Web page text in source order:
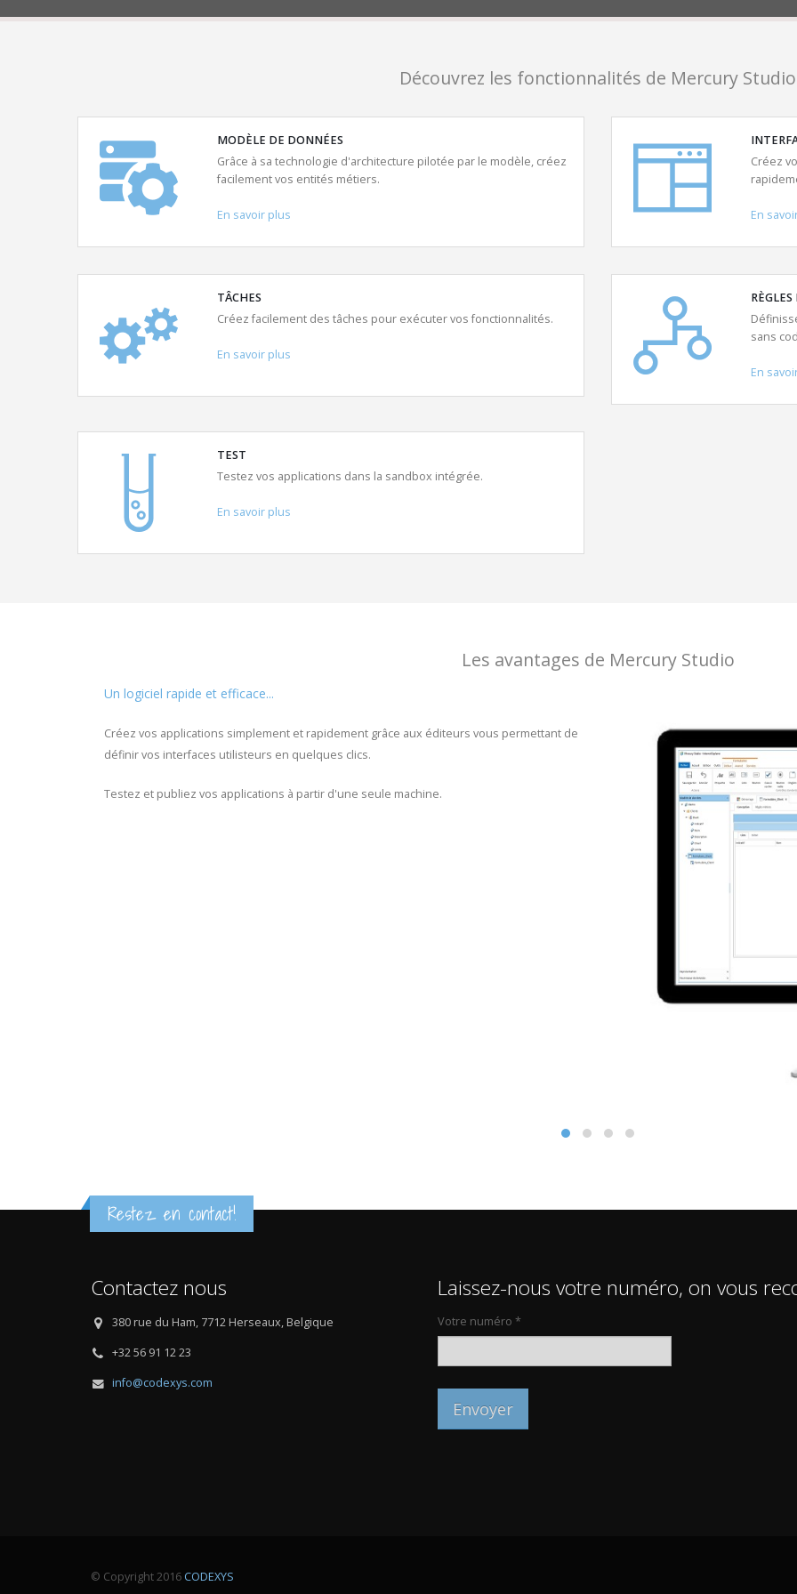
Découvrez les fonctionnalités de Mercury Studio
MODÈLE DE DONNÉES
Grâce à sa technologie d'architecture pilotée par le modèle, créez
facilement vos entités métiers.
En savoir plus
Créez
En
TÂCHES
Créez facilement des tâches pour exécuter vos fonctionnalités.
En savoir plus
sans
En
TEST
Testez vos applications dans la sandbox intégrée.
En savoir plus
Les avantages de Mercury Studio
Un logiciel rapide et efficace...
Créez vos applications simplement et rapidement grâce aux éditeurs vous permettant de
définir vos interfaces utilisteurs en quelques clics.
Testez et publiez vos applications à partir d'une seule machine.
Restez en contact!
Contactez nous
380 rue du Ham, 7712 Herseaux, Belgique
+32 56 91 12 23
info@codexys.com
Laissez-nous votre numéro, on vous
Votre numéro *
© Copyright 2016 CODEXYS